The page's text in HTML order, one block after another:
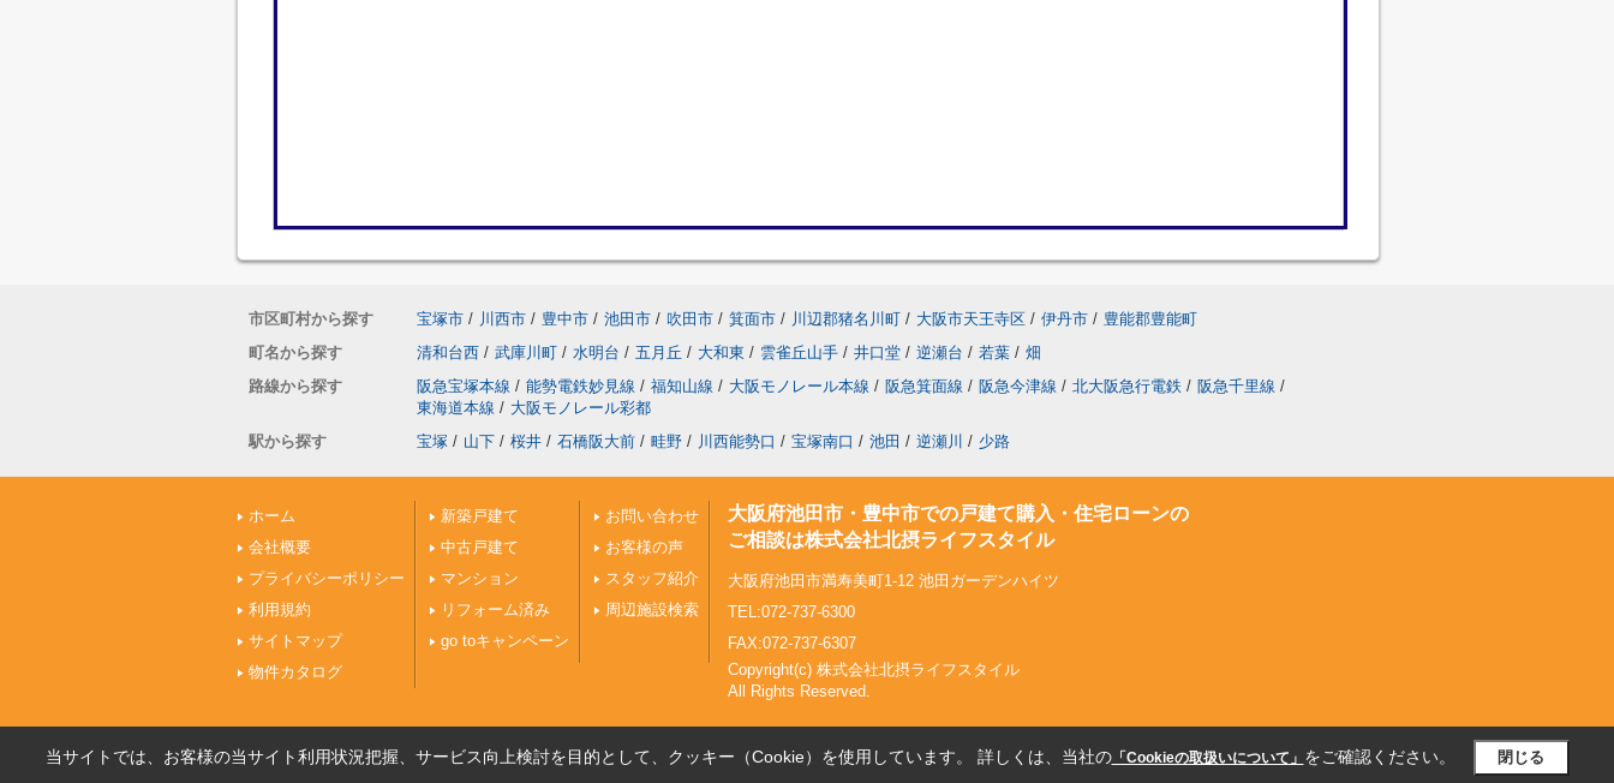
市区町村から探す 宝塚市 / 川西市 / 豊中市 / 池田市 / 吹田市 / 箕面市 / 川辺郡猪名川町 / 大阪市天王寺区 / 伊丹市 / 豊能郡豊能町
町名から探す
清和台西 / 武庫川町 / 水明台 / 五月丘 / 大和東 / 雲雀丘山手 / 井口堂 / 逆瀬台 / 若葉 / 畑
路線から探す
阪急宝塚本線 / 能勢電鉄妙見線 / 福知山線 / 大阪モノレール本線 / 阪急箕面線 / 阪急今津線 / 北大阪急行電鉄 / 阪急千里線 /
東海道本線 / 大阪モノレール彩都
駅から探す
宝塚 / 山下 / 桜井 / 石橋阪大前 / 畦野 / 川西能勢口 / 宝塚南口 / 池田 / 逆瀬川 / 少路
ホーム
会社概要
プライバシーポリシー
利用規約
サイトマップ
物件カタログ
新築戸建て
中古戸建て
マンション
リフォーム済み
go toキャンペーン
お問い合わせ
お客様の声
スタッフ紹介
周辺施設検索
大阪府池田市・豊中市での戸建て購入・住宅ローンの
ご相談は株式会社北摂ライフスタイル
大阪府池田市満寿美町1-12 池田ガーデンハイツ
TEL:072-737-6300
FAX:072-737-6307
Copyright(c) 株式会社北摂ライフスタイル
All Rights Reserved.
当サイトでは、お客様の当サイト利用状況把握、サービス向上検討を目的として、クッキー（Cookie）を使用しています。 詳しくは、当社の「Cookieの取扱いについて」 をご確認ください。 閉じる